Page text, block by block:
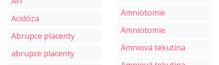
Acidóza
Abrupce placenty
abrupce placenty
Amniotomie
Amniotomie
Amniová tekutina